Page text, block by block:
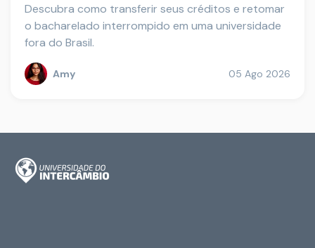
Descubra como transferir seus créditos e retomar
o bacharelado interrompido em uma universidade
fora do Brasil.
Amy 05 Ago 2026